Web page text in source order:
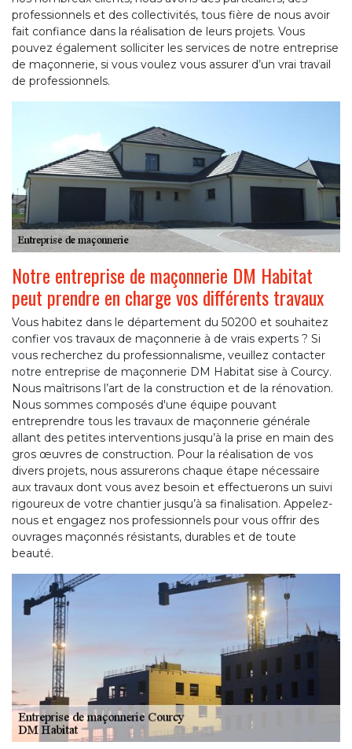
professionnels et des collectivités, tous fière de nous avoir
fait confiance dans la réalisation de leurs projets. Vous
pouvez également solliciter les services de notre entreprise
de maçonnerie, si vous voulez vous assurer d’un vrai travail
de professionnels.
Notre entreprise de maçonnerie DM Habitat
peut prendre en charge vos différents travaux
Vous habitez dans le département du 50200 et souhaitez
confier vos travaux de maçonnerie à de vrais experts ? Si
vous recherchez du professionnalisme, veuillez contacter
notre entreprise de maçonnerie DM Habitat sise à Courcy.
Nous maîtrisons l’art de la construction et de la rénovation.
Nous sommes composés d'une équipe pouvant
entreprendre tous les travaux de maçonnerie générale
allant des petites interventions jusqu’à la prise en main des
gros œuvres de construction. Pour la réalisation de vos
divers projets, nous assurerons chaque étape nécessaire
aux travaux dont vous avez besoin et effectuerons un suivi
rigoureux de votre chantier jusqu’à sa finalisation. Appelez-
nous et engagez nos professionnels pour vous offrir des
ouvrages maçonnés résistants, durables et de toute
beauté.